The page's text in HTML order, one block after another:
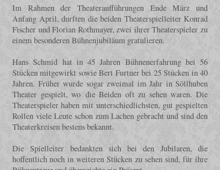
Im Rahmen der Theateraufführungen Ende März und
Anfang April, durften die beiden Theaterspielleiter Konrad
Fischer und Florian Rothmayer, zwei ihrer Theaterspieler zu
einem besonderen Bühnenjubiläum gratulieren.
Hans Schmid hat in 45 Jahren Bühnenerfahrung bei 56
Stücken mitgewirkt sowie Bert Furtner bei 25 Stücken in 40
Jahren. Früher wurde sogar zweimal im Jahr in Söllhuben
Theater gespielt, wo die Beiden oft zu sehen waren. Die
Theaterspieler haben mit unterschiedlichsten, gut gespielten
Rollen viele Leute schon zum Lachen gebracht und sind den
Theaterkreisen bestens bekannt.
Die Spielleiter bedankten sich bei den Jubilaren, die
hoffentlich noch in weiteren Stücken zu sehen sind, für ihre